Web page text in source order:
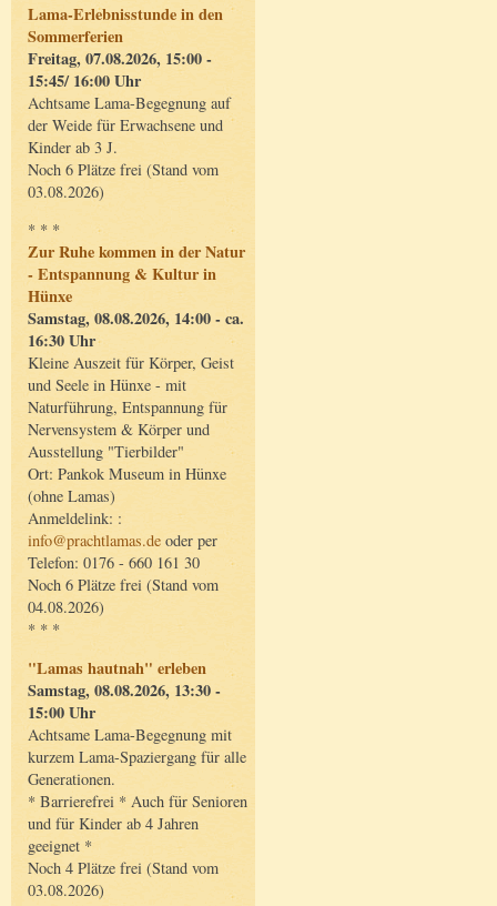
Lama-Erlebnisstunde in den
Sommerferien
Freitag, 07.08.2026, 15:00 -
15:45/ 16:00 Uhr
Achtsame Lama-Begegnung auf
der Weide für Erwachsene und
Kinder ab 3 J.
Noch 6 Plätze frei (Stand vom
03.08.2026)
* * *
Zur Ruhe kommen in der Natur
- Entspannung & Kultur in
Hünxe
Samstag, 08.08.2026, 14:00 - ca.
16:30 Uhr
Kleine Auszeit für Körper, Geist
und Seele in Hünxe - mit
Naturführung, Entspannung für
Nervensystem & Körper und
Ausstellung "Tierbilder"
Ort: Pankok Museum in Hünxe
(ohne Lamas)
Anmeldelink: :
info@prachtlamas.de oder per
Telefon: 0176 - 660 161 30
Noch 6 Plätze frei (Stand vom
04.08.2026)
* * *
"Lamas hautnah" erleben
Samstag, 08.08.2026, 13:30 -
15:00 Uhr
Achtsame Lama-Begegnung mit
kurzem Lama-Spaziergang für alle
Generationen.
* Barrierefrei * Auch für Senioren
und für Kinder ab 4 Jahren
geeignet *
Noch 4 Plätze frei (Stand vom
03.08.2026)